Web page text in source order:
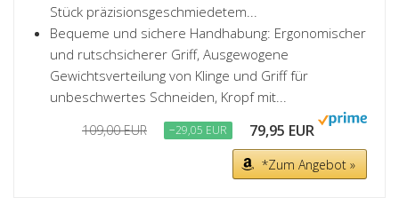
Stück präzisionsgeschmiedetem...
Bequeme und sichere Handhabung: Ergonomischer
und rutschsicherer Griff, Ausgewogene
Gewichtsverteilung von Klinge und Griff für
unbeschwertes Schneiden, Kropf mit...
109,00 EUR −29,05 EUR 79,95 EUR
*Zum Angebot »